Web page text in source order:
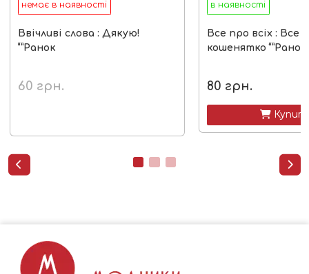
немає в наявності
Ввічливі слова : Дякую!
“”Ранок
60 грн.
в наявності
Все про всіх : Все
кошенятко “”Ранок
80 грн.

 